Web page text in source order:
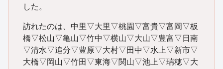
した。
訪れたのは、中里▽大里▽桃園▽富貴▽富岡▽板
橋▽松山▽亀山▽竹中▽横山▽大山▽豊富▽日南
▽清水▽追分▽豊原▽大村▽田中▽水上▽新市▽
大橋▽岡山▽竹田▽東海▽関山▽池上▽瑞穂▽大